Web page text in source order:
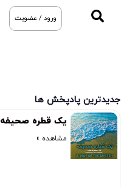
ورود / عضویت
جدیدترین پادپخش ها
یک قطره صحیفه 03
مشاهده »